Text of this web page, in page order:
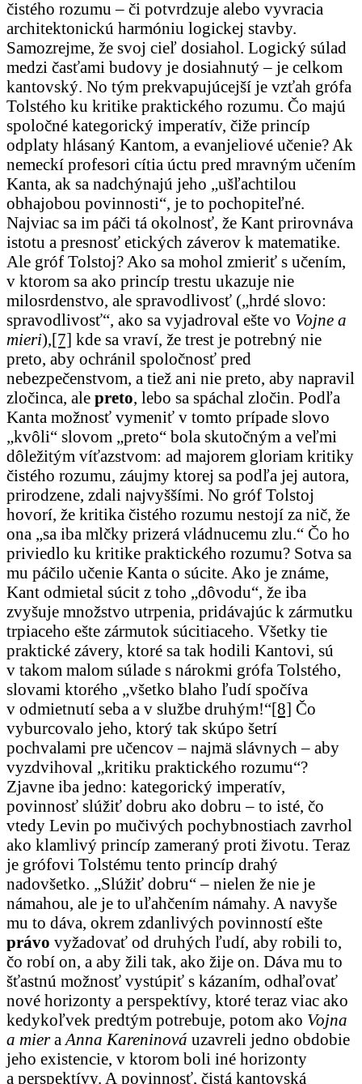
čistého rozumu – či potvrdzuje alebo vyvracia
architektonickú harmóniu logickej stavby.
Samozrejme, že svoj cieľ dosiahol. Logický súlad
medzi časťami budovy je dosiahnutý – je celkom
kantovský. No tým prekvapujúcejší je vzťah grófa
Tolstého ku kritike praktického rozumu. Čo majú
spoločné kategorický imperatív, čiže princíp
odplaty hlásaný Kantom, a evanjeliové učenie? Ak
nemeckí profesori cítia úctu pred mravným učením
Kanta, ak sa nadchýnajú jeho „ušľachtilou
obhajobou povinnosti“, je to pochopiteľné.
Najviac sa im páči tá okolnosť, že Kant prirovnáva
istotu a presnosť etických záverov k matematike.
Ale gróf Tolstoj? Ako sa mohol zmieriť s učením,
v ktorom sa ako princíp trestu ukazuje nie
milosrdenstvo, ale spravodlivosť („hrdé slovo:
spravodlivosť“, ako sa vyjadroval ešte vo Vojne a
mieri),[7] kde sa vraví, že trest je potrebný nie
preto, aby ochránil spoločnosť pred
nebezpečenstvom, a tiež ani nie preto, aby napravil
zločinca, ale preto, lebo sa spáchal zločin. Podľa
Kanta možnosť vymeniť v tomto prípade slovo
„kvôli“ slovom „preto“ bola skutočným a veľmi
dôležitým víťazstvom: ad majorem gloriam kritiky
čistého rozumu, záujmy ktorej sa podľa jej autora,
prirodzene, zdali najvyššími. No gróf Tolstoj
hovorí, že kritika čistého rozumu nestojí za nič, že
ona „sa iba mlčky prizerá vládnucemu zlu.“ Čo ho
priviedlo ku kritike praktického rozumu? Sotva sa
mu páčilo učenie Kanta o súcite. Ako je známe,
Kant odmietal súcit z toho „dôvodu“, že iba
zvyšuje množstvo utrpenia, pridávajúc k zármutku
trpiaceho ešte zármutok súcitiaceho. Všetky tie
praktické závery, ktoré sa tak hodili Kantovi, sú
v takom malom súlade s nárokmi grófa Tolstého,
slovami ktorého „všetko blaho ľudí spočíva
v odmietnutí seba a v službe druhým!“[8] Čo
vyburcovalo jeho, ktorý tak skúpo šetrí
pochvalami pre učencov – najmä slávnych – aby
vyzdvihoval „kritiku praktického rozumu“?
Zjavne iba jedno: kategorický imperatív,
povinnosť slúžiť dobru ako dobru – to isté, čo
vtedy Levin po mučivých pochybnostiach zavrhol
ako klamlivý princíp zameraný proti životu. Teraz
je grófovi Tolstému tento princíp drahý
nadovšetko. „Slúžiť dobru“ – nielen že nie je
námahou, ale je to uľahčením námahy. A navyše
mu to dáva, okrem zdanlivých povinností ešte
právo vyžadovať od druhých ľudí, aby robili to,
čo robí on, a aby žili tak, ako žije on. Dáva mu to
šťastnú možnosť vystúpiť s kázaním, odhaľovať
nové horizonty a perspektívy, ktoré teraz viac ako
kedykoľvek predtým potrebuje, potom ako Vojna
a miera Anna Kareninová uzavreli jedno obdobie
jeho existencie, v ktorom boli iné horizonty
a perspektívy. A povinnosť, čistá kantovská